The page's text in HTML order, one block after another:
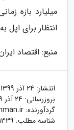
میلیارد بازه
انتظار برای اپل
منبع: اقتصاد
انتشار: 24 آذر 1399
بروزرسانی: 24 آذر 1399
گردآورنده:
شناسه مطلب: 1339